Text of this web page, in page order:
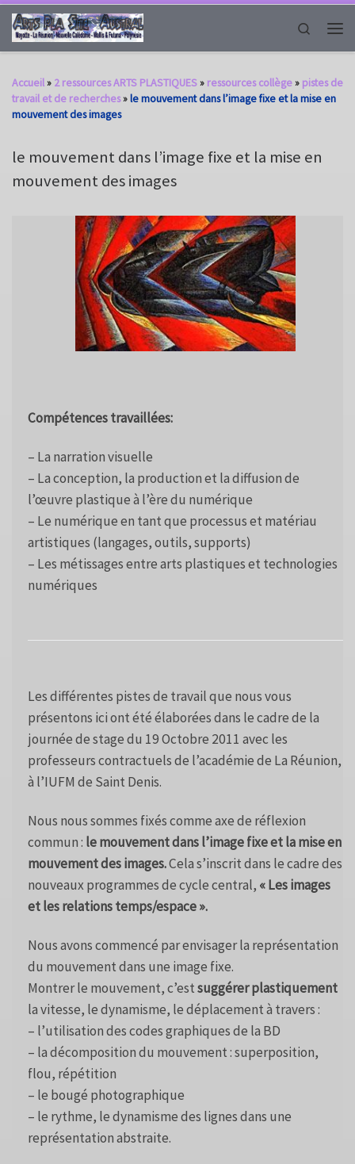
Passer au contenu
Search
Accueil» 2 ressources ARTS PLASTIQUES» ressources collège» pistes de
travail et de recherches»le mouvement dans l’image fixe et la mise en
mouvement des images
le mouvement dans l’image fixe et la mise en
mouvement des images
Compétences travaillées:
– La narration visuelle
– La conception, la production et la diffusion de
l’œuvre plastique à l’ère du numérique
– Le numérique en tant que processus et matériau
artistiques (langages, outils, supports)
– Les métissages entre arts plastiques et technologies
numériques
Les différentes pistes de travail que nous vous
présentons ici ont été élaborées dans le cadre de la
journée de stage du 19 Octobre 2011 avec les
professeurs contractuels de l’académie de La Réunion,
à l’IUFM de Saint Denis.
Nous nous sommes fixés comme axe de réflexion
commun : le mouvement dans l’image fixe et la mise en
mouvement des images.Cela s’inscrit dans le cadre des
nouveaux programmes de cycle central, « Les images
et les relations temps/espace ».
Nous avons commencé par envisager la représentation
du mouvement dans une image fixe.
Montrer le mouvement, c’estsuggérer plastiquement
la vitesse, le dynamisme, le déplacement à travers :
– l’utilisation des codes graphiques de la BD
– la décomposition du mouvement : superposition,
flou, répétition
– le bougé photographique
– le rythme, le dynamisme des lignes dans une
représentation abstraite.